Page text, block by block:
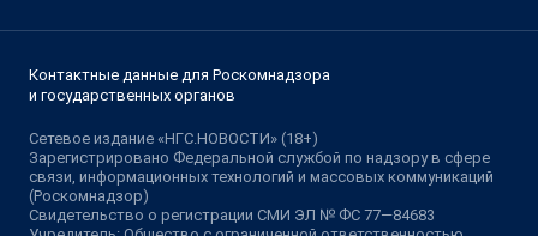
Контактные данные для Роскомнадзора
и государственных органов
Сетевое издание «НГС.НОВОСТИ» (18+)
Зарегистрировано Федеральной службой по надзору в сфере
связи, информационных технологий и массовых коммуникаций
(Роскомнадзор)
Свидетельство о регистрации СМИ ЭЛ № ФС 77—84683